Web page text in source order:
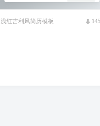
浅红吉利风简历模板